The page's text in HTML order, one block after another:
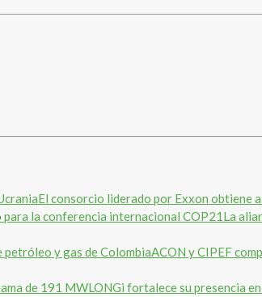
El consorcio liderado por Exxon obtiene
La
ACON y CIPEF
LONGi fortalece su presencia